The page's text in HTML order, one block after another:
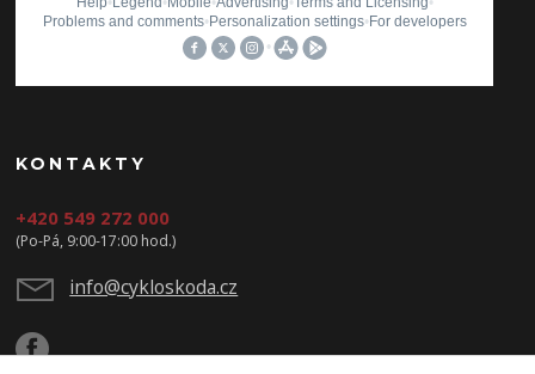
KONTAKTY
+420 549 272 000
(Po-Pá, 9:00-17:00 hod.)
info@cykloskoda.cz